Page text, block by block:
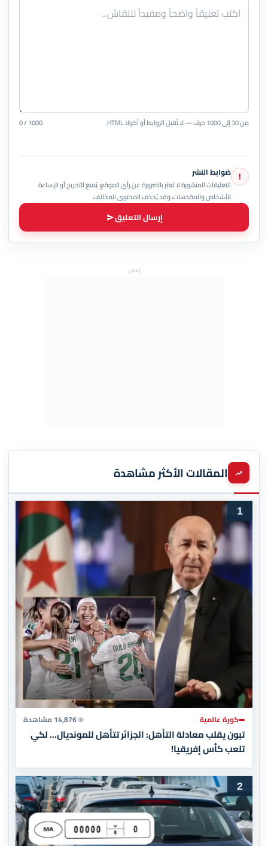
من 30 إلى 1000 حرف — لا تُقبل الروابط أو أكواد HTML. 0 / 1000
! ضوابط النشر
التعليقات المنشورة لا تعبّر بالضرورة عن رأي الموقع. يُمنع التجريح أو الإساءة
للأشخاص والمقدسات، وقد يُحذف المحتوى المخالف.
إرسال التعليق
إعلان
المقالات الأكثر مشاهدة
1
كورة عالمية 14,876 مشاهدة
تبون يقلب معادلة التأهل: الجزائر تتأهل للمونديال… لكي
تلعب كأس إفريقيا!
2